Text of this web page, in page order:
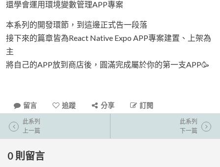
還學會運用環境變數管理APP專案
本系列的開發環節，到這邊正式告一段落
接下來的篇章皆為React Native Expo APP專案建置、上架為
主
將自己的APP放到商店後，圓滿完成屬於你的第一支APP🥳
留言 追蹤 分享 訂閱
此系列
上一篇
此系列
下一篇
0 則留言